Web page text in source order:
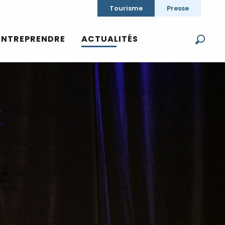
Tourisme Presse
ACTUALITÉS